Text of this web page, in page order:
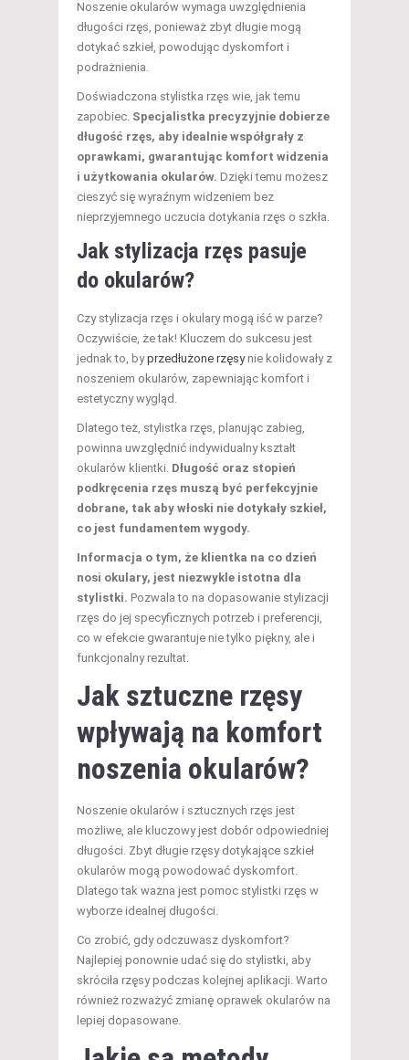
Noszenie okularów wymaga uwzględnienia
długości rzęs, ponieważ zbyt długie mogą
dotykać szkieł, powodując dyskomfort i
podrażnienia.
Doświadczona stylistka rzęs wie, jak temu
zapobiec. Specjalistka precyzyjnie dobierze
długość rzęs, aby idealnie współgrały z
oprawkami, gwarantując komfort widzenia
i użytkowania okularów. Dzięki temu możesz
cieszyć się wyraźnym widzeniem bez
nieprzyjemnego uczucia dotykania rzęs o szkła.
Jak stylizacja rzęs pasuje
do okularów?
Czy stylizacja rzęs i okulary mogą iść w parze?
Oczywiście, że tak! Kluczem do sukcesu jest
jednak to, byprzedłużone rzęsynie kolidowały z
noszeniem okularów, zapewniając komfort i
estetyczny wygląd.
Dlatego też, stylistka rzęs, planując zabieg,
powinna uwzględnić indywidualny kształt
okularów klientki. Długość oraz stopień
podkręcenia rzęs muszą być perfekcyjnie
dobrane, tak aby włoski nie dotykały szkieł,
co jest fundamentem wygody.
Informacja o tym, że klientka na co dzień
nosi okulary, jest niezwykle istotna dla
stylistki. Pozwala to na dopasowanie stylizacji
rzęs do jej specyficznych potrzeb i preferencji,
co w efekcie gwarantuje nie tylko piękny, ale i
funkcjonalny rezultat.
Jak sztuczne rzęsy
wpływają na komfort
noszenia okularów?
Noszenie okularów i sztucznych rzęs jest
możliwe, ale kluczowy jest dobór odpowiedniej
długości. Zbyt długie rzęsy dotykające szkieł
okularów mogą powodować dyskomfort.
Dlatego tak ważna jest pomoc stylistki rzęs w
wyborze idealnej długości.
Co zrobić, gdy odczuwasz dyskomfort?
Najlepiej ponownie udać się do stylistki, aby
skróciła rzęsy podczas kolejnej aplikacji. Warto
również rozważyć zmianę oprawek okularów na
lepiej dopasowane.